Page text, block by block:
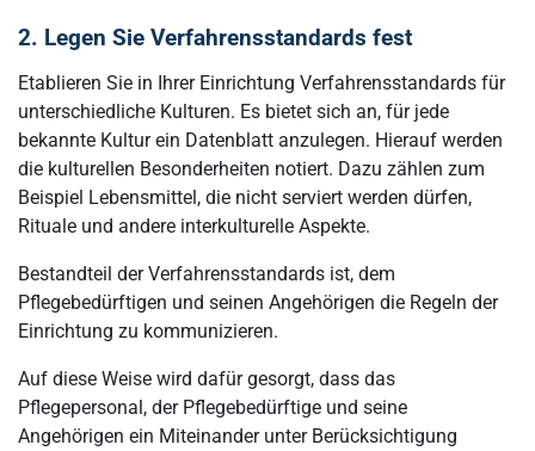
2. Legen Sie Verfahrensstandards fest
Etablieren Sie in Ihrer Einrichtung Verfahrensstandards für
unterschiedliche Kulturen. Es bietet sich an, für jede
bekannte Kultur ein Datenblatt anzulegen. Hierauf werden
die kulturellen Besonderheiten notiert. Dazu zählen zum
Beispiel Lebensmittel, die nicht serviert werden dürfen,
Rituale und andere interkulturelle Aspekte.
Bestandteil der Verfahrensstandards ist, dem
Pflegebedürftigen und seinen Angehörigen die Regeln der
Einrichtung zu kommunizieren.
Auf diese Weise wird dafür gesorgt, dass das
Pflegepersonal, der Pflegebedürftige und seine
Angehörigen ein Miteinander unter Berücksichtigung